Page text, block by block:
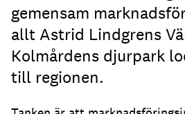
gemensam
allt Astrid Lindgrens
Kolmårdens djurpark
till regionen.